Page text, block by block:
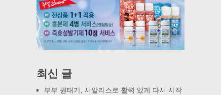
최신 글
부부 권태기, 시알리스로 활력 있게 다시 시작